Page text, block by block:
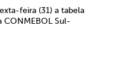
feira (31) a tabela
CONMEBOL Sul-